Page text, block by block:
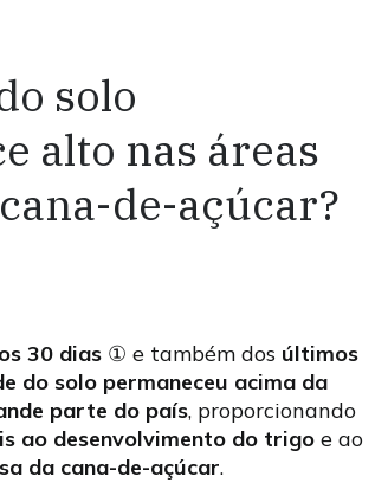
solo
alto nas áreas
de-açúcar?
30 dias ① e também dos últimos
do solo permaneceu acima da
parte do país, proporcionando
ao desenvolvimento do trigo e ao
da cana-de-açúcar.